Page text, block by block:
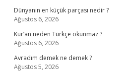
Dünyanın en küçük parçası nedir ?
Ağustos 6, 2026
Kur’an neden Türkçe okunmaz ?
Ağustos 6, 2026
Avradım demek ne demek ?
Ağustos 5, 2026